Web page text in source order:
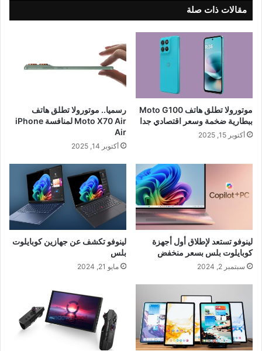
مقالات ذات صلة
موتورولا تطلق هاتف Moto G100
ببطارية ضخمة وسعر اقتصادي جدا
أكتوبر 15, 2025
رسميا.. موتورولا تطلق هاتف
Moto X70 Air لمنافسة iPhone
Air
أكتوبر 14, 2025
لينوفو تستعد لإطلاق أول أجهزة
كوبايلوت بلس بسعر منخفض
سبتمبر 2, 2024
لينوفو تكشف عن جهازين كوبايلوت
بلس
مايو 21, 2024